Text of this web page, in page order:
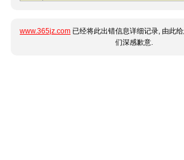
www.365jz.com 已经将此出错信息详细记录, 由此
们深感歉意.